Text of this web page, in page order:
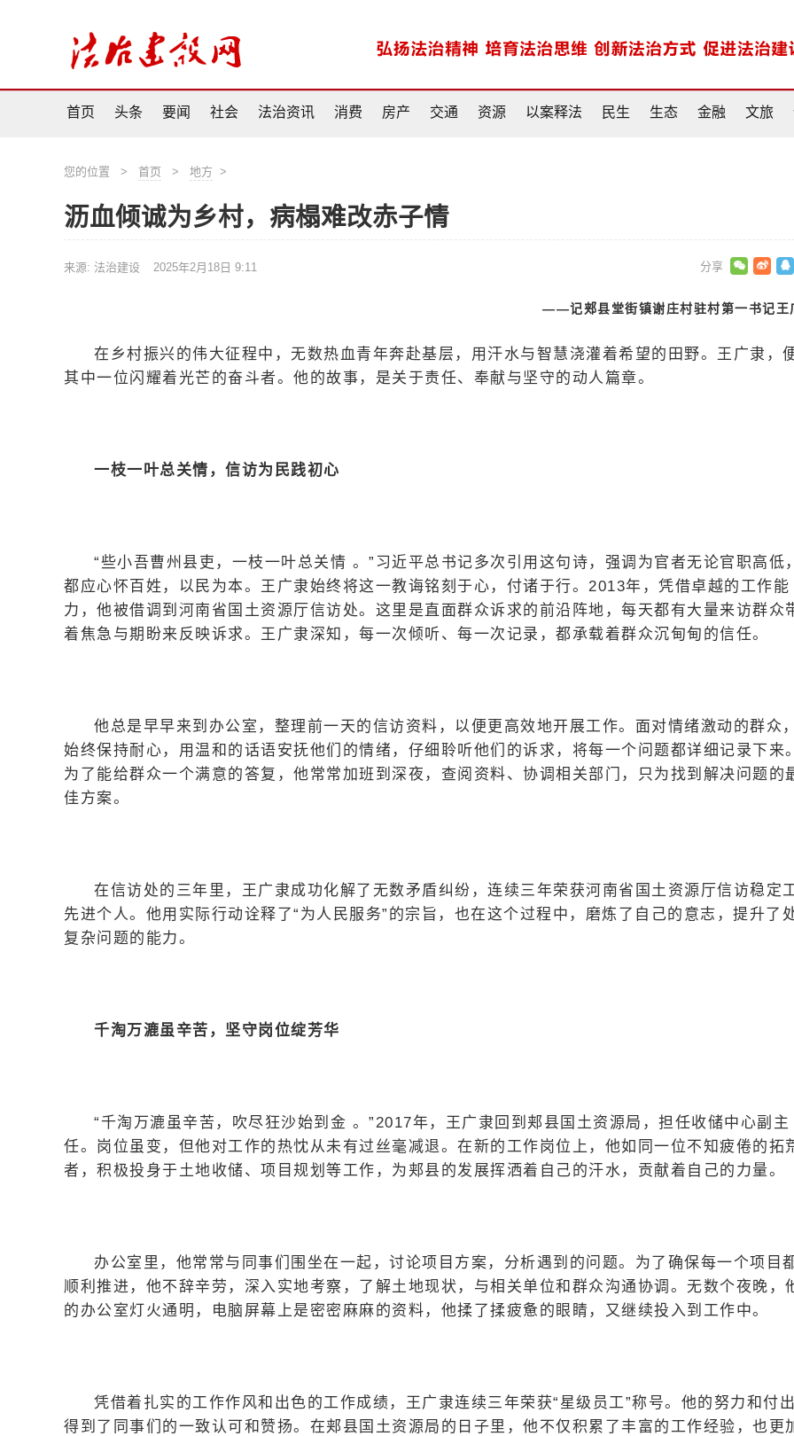
首页 头条 要闻 社会 法治资讯 消费 房产 交通 资源 以案释法 民生 生态 金融 文旅
您的位置 > 首页 > 地方 >
沥血倾诚为乡村，病榻难改赤子情
来源: 法治建设 2025年2月18日 9:11
——记郏县堂街镇谢庄村驻村第一书记王
在乡村振兴的伟大征程中，无数热血青年奔赴基层，用汗水与智慧浇灌着希望的田野。王广隶，
其中一位闪耀着光芒的奋斗者。他的故事，是关于责任、奉献与坚守的动人篇章。
一枝一叶总关情，信访为民践初心
“些小吾曹州县吏，一枝一叶总关情 。”习近平总书记多次引用这句诗，强调为官者无论官职高低，
都应心怀百姓，以民为本。王广隶始终将这一教诲铭刻于心，付诸于行。2013年，凭借卓越的工作能
力，他被借调到河南省国土资源厅信访处。这里是直面群众诉求的前沿阵地，每天都有大量来访群众
着焦急与期盼来反映诉求。王广隶深知，每一次倾听、每一次记录，都承载着群众沉甸甸的信任。
他总是早早来到办公室，整理前一天的信访资料，以便更高效地开展工作。面对情绪激动的群众
始终保持耐心，用温和的话语安抚他们的情绪，仔细聆听他们的诉求，将每一个问题都详细记录下来。
为了能给群众一个满意的答复，他常常加班到深夜，查阅资料、协调相关部门，只为找到解决问题的
佳方案。
在信访处的三年里，王广隶成功化解了无数矛盾纠纷，连续三年荣获河南省国土资源厅信访稳定
先进个人。他用实际行动诠释了“为人民服务”的宗旨，也在这个过程中，磨炼了自己的意志，提升了
复杂问题的能力。
千淘万漉虽辛苦，坚守岗位绽芳华
“千淘万漉虽辛苦，吹尽狂沙始到金 。”2017年，王广隶回到郏县国土资源局，担任收储中心副主
任。岗位虽变，但他对工作的热忱从未有过丝毫减退。在新的工作岗位上，他如同一位不知疲倦的拓
者，积极投身于土地收储、项目规划等工作，为郏县的发展挥洒着自己的汗水，贡献着自己的力量。
办公室里，他常常与同事们围坐在一起，讨论项目方案，分析遇到的问题。为了确保每一个项目
顺利推进，他不辞辛劳，深入实地考察，了解土地现状，与相关单位和群众沟通协调。无数个夜晚，
的办公室灯火通明，电脑屏幕上是密密麻麻的资料，他揉了揉疲惫的眼睛，又继续投入到工作中。
凭借着扎实的工作作风和出色的工作成绩，王广隶连续三年荣获“星级员工”称号。他的努力和付出
得到了同事们的一致认可和赞扬。在郏县国土资源局的日子里，他不仅积累了丰富的工作经验，也更